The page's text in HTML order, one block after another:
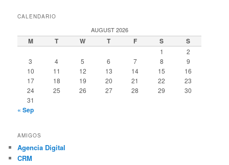
CALENDARIO
AUGUST 2026
M T W T F S S
1
2
3
4 5 6 7 8
9
10
11 12 13 14 15
16
17
18 19 20 21 22
23
24
25 26 27 28 29
30
31
« Sep
AMIGOS
Agencia Digital
CRM